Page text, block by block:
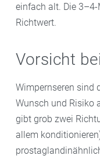
einfach alt. Die
Richtwert.
Vorsicht
Wimpernseren sind
Wunsch und Risiko
gibt grob zwei
allem